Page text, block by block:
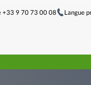
+33 9 70 73 00 08 Langue